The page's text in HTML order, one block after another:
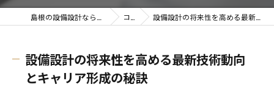
島根の設備設計なら株式会社総合技研設計 コラム 設備設計の将来性を高める最新技術動向とキャリア形成の秘訣
設備設計の将来性を高める最新技術動向
とキャリア形成の秘訣